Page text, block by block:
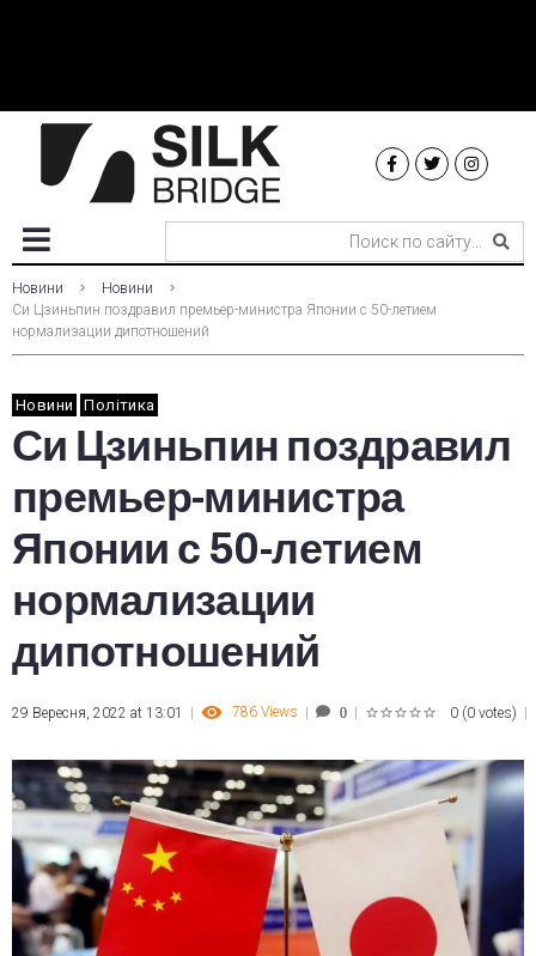
Новини
Новини
Си Цзиньпин поздравил премьер-министра Японии с 50-летием
нормализации дипотношений
Новини Політика
Си Цзиньпин поздравил
премьер-министра
Японии с 50-летием
нормализации
дипотношений
29 Вересня, 2022 at 13:01 786 Views 0 0 (0 votes)